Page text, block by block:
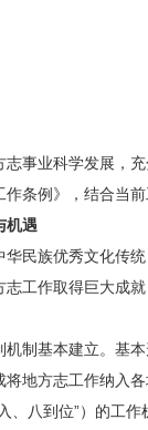
志事业科学发展，
作条例》，结合当
机遇
华民族优秀文化传
志工作取得巨大成
机制基本建立。基
将地方志工作纳入
、八到位”）的工作